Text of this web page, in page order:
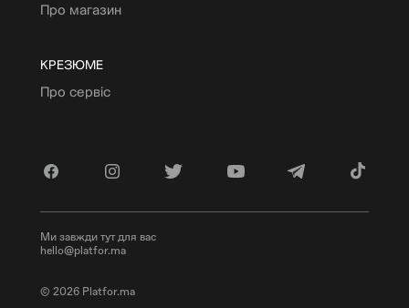
Про магазин
КРЕЗЮМЕ
Про сервіс
Ми завжди тут для вас
hello@platfor.ma
© 2026 Platfor.ma